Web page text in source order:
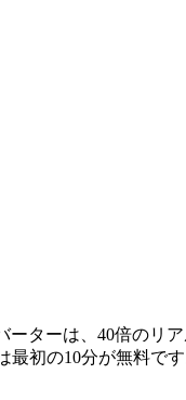
ターは、40倍のリ
初の10分が無料です